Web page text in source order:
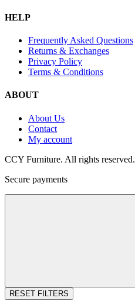
HELP
Frequently Asked Questions
Returns & Exchanges
Privacy Policy
Terms & Conditions
ABOUT
About Us
Contact
My account
CCY Furniture. All rights reserved.
Secure payments
RESET FILTERS